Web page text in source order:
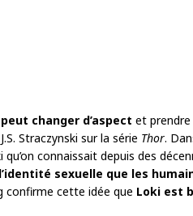
changer d’aspect et
Straczynski sur la série Thor.
connaissait depuis des
l’identité sexuelle que les
confirme cette idée que Loki est